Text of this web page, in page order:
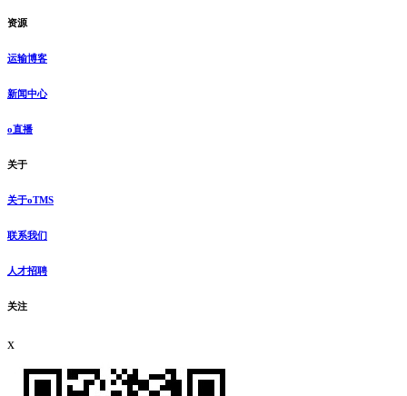
资源
运输博客
新闻中心
o直播
关于
关于oTMS
联系我们
人才招聘
关注
x